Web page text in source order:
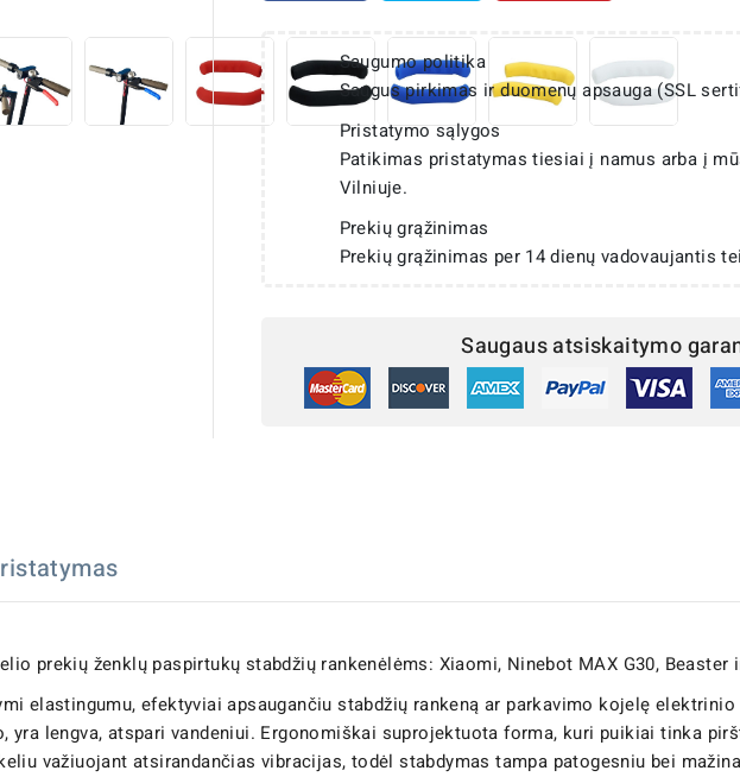
Saugumo politika
Saugus pirkimas ir duomenų apsauga (SSL
Pristatymo sąlygos
Patikimas pristatymas tiesiai į namus arba į
Vilniuje.
Prekių grąžinimas
Prekių grąžinimas per 14 dienų vadovaujantis
Saugaus atsiskaitymo
prekių ženklų paspirtukų stabdžių rankenėlėms: Xiaomi, Ninebot MAX G30, Beaster
elastingumu, efektyviai apsaugančiu stabdžių rankeną ar parkavimo kojelę
lengva, atspari vandeniui. Ergonomiškai suprojektuota forma, kuri puikiai tinka
važiuojant atsirandančias vibracijas, todėl stabdymas tampa patogesniu bei